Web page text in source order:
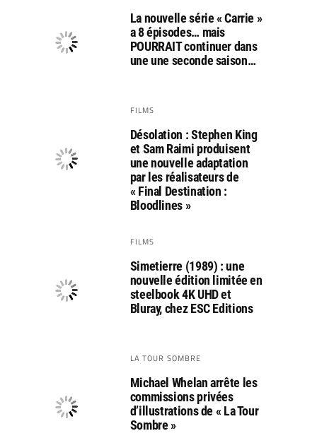
La nouvelle série « Carrie »
a 8 épisodes… mais
POURRAIT continuer dans
une une seconde saison…
FILMS
Désolation : Stephen King
et Sam Raimi produisent
une nouvelle adaptation
par les réalisateurs de
« Final Destination :
Bloodlines »
FILMS
Simetierre (1989) : une
nouvelle édition limitée en
steelbook 4K UHD et
Bluray, chez ESC Editions
LA TOUR SOMBRE
Michael Whelan arrête les
commissions privées
d’illustrations de « La Tour
Sombre »